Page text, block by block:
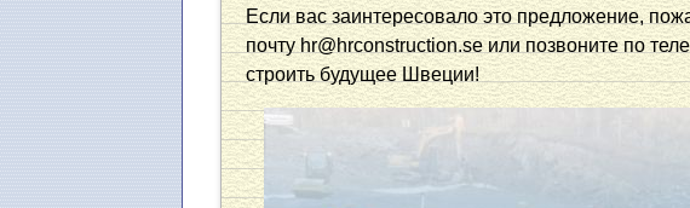
Если вас заинтересовало это предложение,
почту hr@hrconstruction.se или позвоните по
строить будущее Швеции!